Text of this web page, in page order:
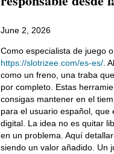
June 2, 2026
Como especialista de juego
https://slotrizee.com/es-es/ .
como un freno, una traba
por completo. Estas
consigas mantener en el
para el usuario español,
digital. La idea no es quitar
en un problema. Aquí
siendo un valor añadido. Un